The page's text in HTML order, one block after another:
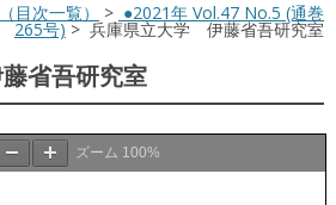
目次一覧） > ●2021年 Vol.47 No.5 (通巻
265号) > 兵庫県立大学 伊藤省吾研究室
省吾研究室
ズーム 100%